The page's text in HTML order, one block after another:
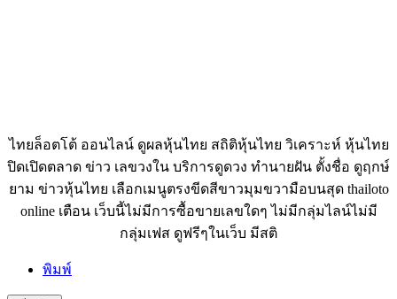
ไทยล็อตโต้ ออนไลน์ ดูผลหุ้นไทย สถิติหุ้นไทย วิเคราะห์ หุ้นไทย
ปิดเปิดตลาด ข่าว เลขวงใน บริการดูดวง ทำนายฝัน ตั้งชื่อ ดูฤกษ์
ยาม ข่าวหุ้นไทย เลือกเมนูตรงขีดสีขาวมุมขวามือบนสุด thailoto
online เตือน เว็บนี้ไม่มีการซื้อขายเลขใดๆ ไม่มีกลุ่มไลน์ไม่มี
กลุ่มเฟส ดูฟรีๆในเว็บ มีสติ
พิมพ์